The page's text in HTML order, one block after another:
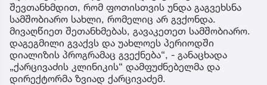
შევთანხმდით, რომ ფოთისთვის უნდა გაგვეხსნა
სამშობიარო სახლი, რომელიც არ გვქონდა.
მივაღწიეთ შეთანხმებას, გავაკეთეთ სამშობიარო.
დაგეგმილი გვაქვს და უახლოეს პერიოდში
დიალიზის პროგრამაც გვექნება“, - განაცხადა
„ქარცივაძის კლინიკის“ დამფუძნებელმა და
დირექტორმა ზვიად ქარცივაძემ.